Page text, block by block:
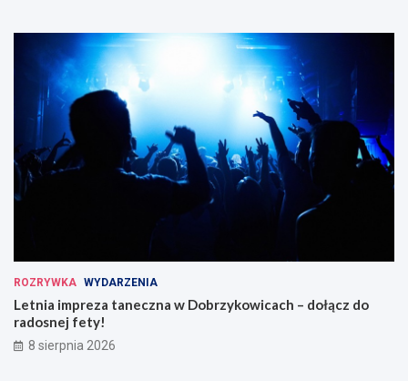
ROZRYWKA WYDARZENIA
Letnia impreza taneczna w Dobrzykowicach – dołącz do
radosnej fety!
8 sierpnia 2026